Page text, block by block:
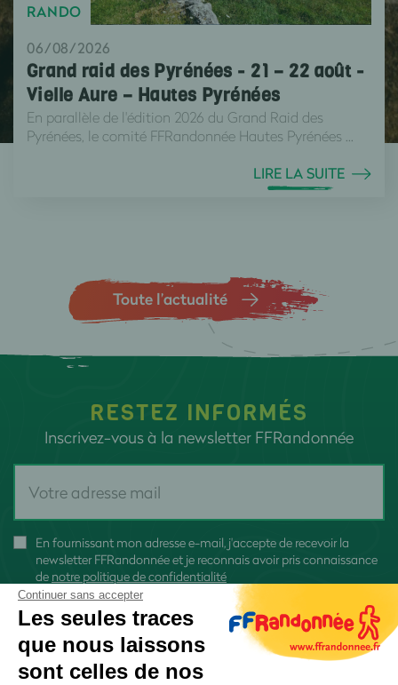
RANDO
06/08/2026
Grand raid des Pyrénées - 21 – 22 août -
Vielle Aure – Hautes Pyrénées
En parallèle de l'édition 2026 du Grand Raid des
Pyrénées, le comité FFRandonnée Hautes Pyrénées ...
LIRE LA SUITE
Toute l’actualité
RESTEZ INFORMÉS
Inscrivez-vous à la newsletter FFRandonnée
En fournissant mon adresse e-mail, j'accepte de recevoir la
newsletter FFRandonnée et je reconnais avoir pris connaissance
de notre politique de confidentialité
Continuer sans accepter
Les seules traces
que nous laissons
sont celles de nos